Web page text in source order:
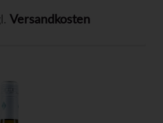
Versandkosten